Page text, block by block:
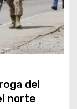
del
norte